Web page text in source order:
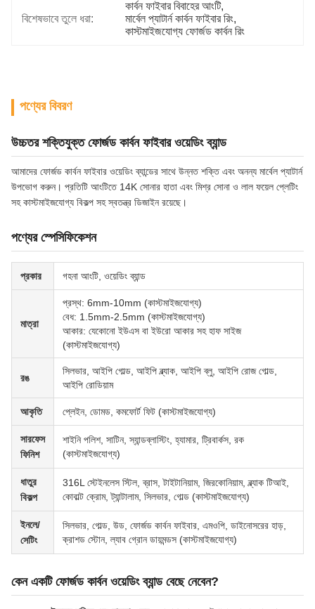
বিশেষভাবে তুলে ধরা:
কার্বন ফাইবার বিবাহের আংটি,
মার্বেল প্যাটার্ন কার্বন ফাইবার রিং,
কাস্টমাইজযোগ্য ফোর্জড কার্বন রিং
পণ্যের বিবরণ
উচ্চতর শক্তিযুক্ত ফোর্জড কার্বন ফাইবার ওয়েডিং ব্যান্ড
আমাদের ফোর্জড কার্বন ফাইবার ওয়েডিং ব্যান্ডের সাথে উন্নত শক্তি এবং অনন্য মার্বেল প্যাটার্ন
উপভোগ করুন। প্রতিটি আংটিতে 14K সোনার হাতা এবং মিশ্র সোনা ও লাল ফয়েল প্লেটিং
সহ কাস্টমাইজযোগ্য বিকল্প সহ স্বতন্ত্র ডিজাইন রয়েছে।
পণ্যের স্পেসিফিকেশন
প্রকার গহনা আংটি, ওয়েডিং ব্যান্ড
মাত্রা
প্রস্থ: 6mm-10mm (কাস্টমাইজযোগ্য)
বেধ: 1.5mm-2.5mm (কাস্টমাইজযোগ্য)
আকার: যেকোনো ইউএস বা ইউরো আকার সহ হাফ সাইজ
(কাস্টমাইজযোগ্য)
রঙ
সিলভার, আইপি গোল্ড, আইপি ব্ল্যাক, আইপি ব্লু, আইপি রোজ গোল্ড,
আইপি রোডিয়াম
আকৃতি প্লেইন, ডোমড, কমফোর্ট ফিট (কাস্টমাইজযোগ্য)
সারফেস
ফিনিশ
শাইনি পলিশ, সাটিন, স্যান্ডব্লাস্টিং, হ্যামার, ট্রিবার্কস, রক
(কাস্টমাইজযোগ্য)
ধাতুর
বিকল্প
316L স্টেইনলেস স্টিল, ব্রাস, টাইটানিয়াম, জিরকোনিয়াম, ব্ল্যাক টিআই,
কোবাল্ট ক্রোম, ট্যান্টালাম, সিলভার, গোল্ড (কাস্টমাইজযোগ্য)
ইনলে/
সেটিং
সিলভার, গোল্ড, উড, ফোর্জড কার্বন ফাইবার, এমওপি, ডাইনোসরের হাড়,
ক্রাশড স্টোন, ল্যাব গ্রোন ডায়মন্ডস (কাস্টমাইজযোগ্য)
কেন একটি ফোর্জড কার্বন ওয়েডিং ব্যান্ড বেছে নেবেন?